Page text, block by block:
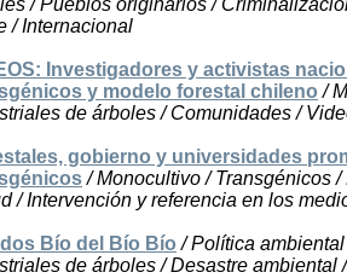
/ Pueblos originarios /
/ Internacional
Investigadores y activistas
y modelo forestal chileno /
de árboles / Comunidades /
gobierno y universidades
/ Monocultivo / Transgénicos
/ Intervención y referencia en los
Bío del Bío Bío / Política
de árboles / Desastre